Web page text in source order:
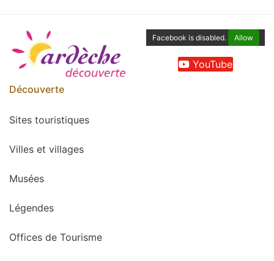
Facebook is disabled. Allow
YouTube
Découverte
Sites touristiques
Villes et villages
Musées
Légendes
Offices de Tourisme